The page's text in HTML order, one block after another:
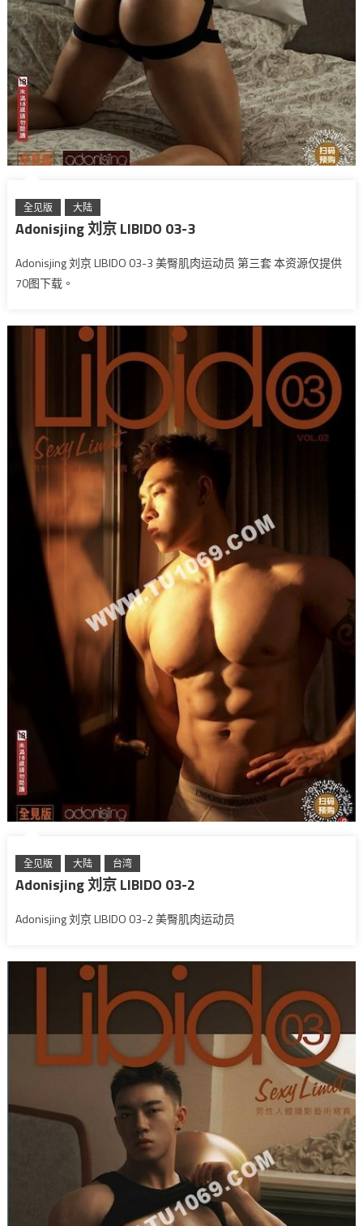
全见版 大陆
Adonisjing 刘京 LIBIDO 03-3
Adonisjing 刘京 LIBIDO 03-3 美臀肌肉运动员 第三套 本资源仅提供
70图下载。
全见版 大陆 台湾
Adonisjing 刘京 LIBIDO 03-2
Adonisjing 刘京 LIBIDO 03-2 美臀肌肉运动员